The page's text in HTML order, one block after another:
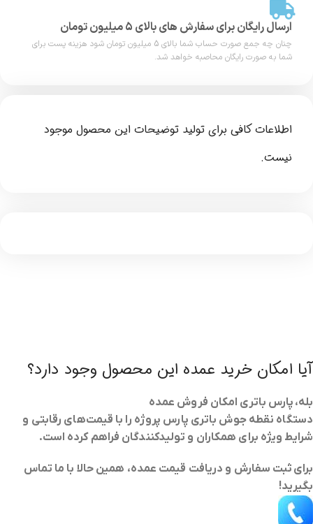
ارسال رایگان برای سفارش های بالای ۵ میلیون تومان
چنان چه جمع صورت حساب شما بالای 5 میلیون تومان شود هزینه پست برای
شما به صورت رایگان محاصبه خواهد شد.
اطلاعات کافی برای تولید توضیحات این محصول موجود
نیست.
آیا امکان خرید عمده این محصول وجود دارد؟
بله، پارس باتری امکان فروش عمده
دستگاه نقطه جوش باتری پارس پروژه را با قیمت‌های رقابتی و
شرایط ویژه برای همکاران و تولیدکنندگان فراهم کرده است.
برای ثبت سفارش و دریافت قیمت عمده، همین حالا با ما تماس
بگیرید!